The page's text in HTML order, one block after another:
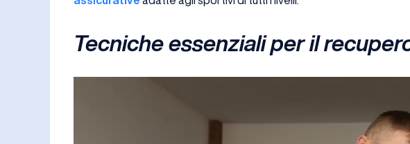
Tecniche essenziali per il